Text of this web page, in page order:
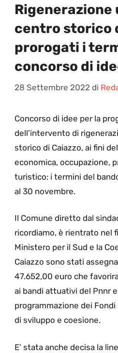
Rigenerazione
centro storico
prorogati i
concorso di
28 Settembre 2022 di
Concorso di idee per la
dell’intervento di
storico di Caiazzo, ai fini
economica, occupazione,
turistico: i termini del
al 30 novembre.
Il Comune diretto dal
ricordiamo, è rientrato nel
Ministero per il Sud e la
Caiazzo sono stati
47.652,00 euro che
ai bandi attuativi del Pnnr
programmazione dei
di sviluppo e coesione.
E’ stata anche decisa la